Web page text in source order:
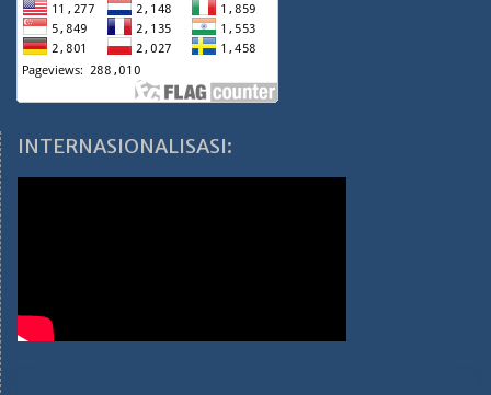
INTERNASIONALISASI: